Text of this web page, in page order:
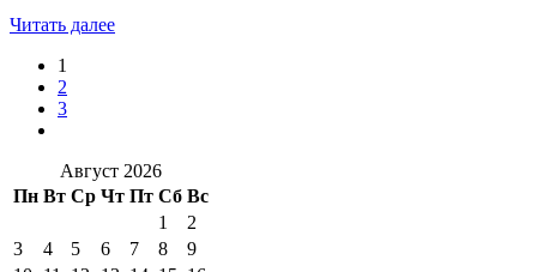
Читать далее
1
2
3
Август 2026
Пн Вт Ср Чт Пт Сб Вс
1
2
3
4 5 6 7 8
9